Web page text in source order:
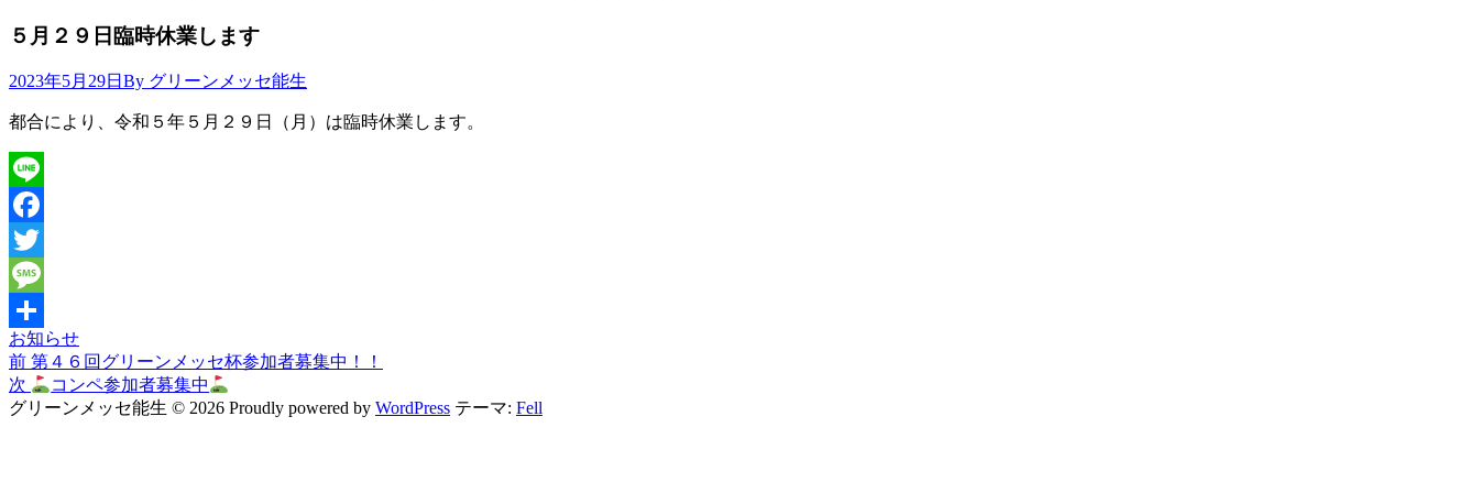
５月２９日臨時休業します
2023年5月29日 By グリーンメッセ能生
都合により、令和５年５月２９日（月）は臨時休業します。
Line
Facebook
Twitter
Message
共
有
お知らせ
投
稿
前
の
投
前 第４６回グリーンメッセ杯参加者募集中！！
次
の
次
コンペ参加者募集中
グリーンメッセ能生 © 2026 Proudly powered by WordPress テーマ: Fell